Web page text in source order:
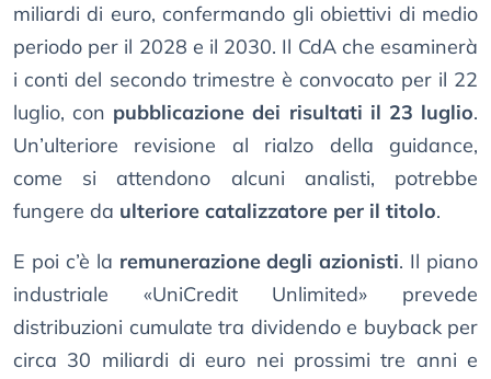
miliardi di euro, confermando gli obiettivi di medio
periodo per il 2028 e il 2030. Il CdA che esaminerà
i conti del secondo trimestre è convocato per il 22
luglio, con pubblicazione dei risultati il 23 luglio.
Un’ulteriore revisione al rialzo della guidance,
come si attendono alcuni analisti, potrebbe
fungere da ulteriore catalizzatore per il titolo.
E poi c’è la remunerazione degli azionisti. Il piano
industriale «UniCredit Unlimited» prevede
distribuzioni cumulate tra dividendo e buyback per
circa 30 miliardi di euro nei prossimi tre anni e